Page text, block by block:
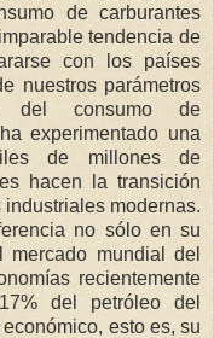
de carburantes
tendencia de
con los países
nuestros parámetros
del consumo de
experimentado una
de millones de
hacen la transición
modernas.
no sólo en su
mundial del
recientemente
del petróleo del
esto es, su